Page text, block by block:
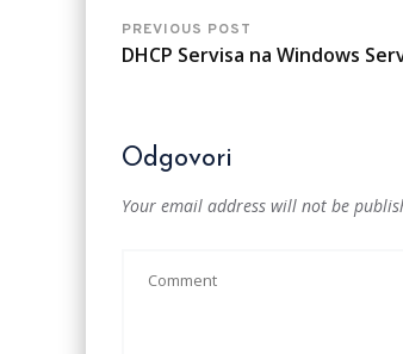
PREVIOUS POST
DHCP Servisa na Windows
Odgovori
Your email address will not be